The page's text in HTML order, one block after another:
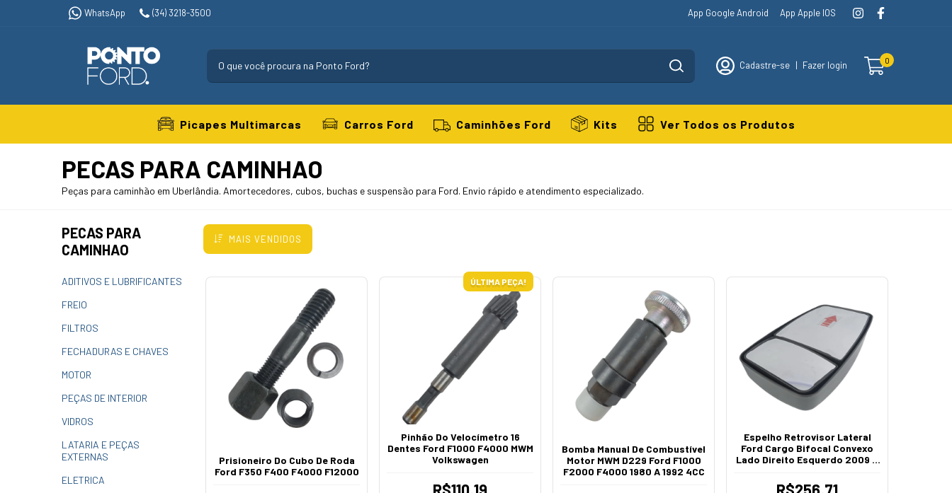
WhatsApp (34) 3218-3500 App Google Android App Apple IOS
Cadastre-se | Fazer login 0
Picapes Multimarcas Carros Ford Caminhões Ford Kits Ver Todos os Produtos
PECAS PARA CAMINHAO
Peças para caminhão em Uberlândia. Amortecedores, cubos, buchas e suspensão para Ford. Envio rápido e atendimento especializado.
PECAS PARA
CAMINHAO
ADITIVOS E LUBRIFICANTES
FREIO
FILTROS
FECHADURAS E CHAVES
MOTOR
PEÇAS DE INTERIOR
VIDROS
LATARIA E PEÇAS
EXTERNAS
ELETRICA
MAIS VENDIDOS
Prisioneiro Do Cubo De Roda
Ford F350 F400 F4000 F12000
ÚLTIMA PEÇA!
Pinhão Do Velocímetro 16
Dentes Ford F1000 F4000 MWM
Volkswagen
R$110,19
Bomba Manual De Combustível
Motor MWM D229 Ford F1000
F2000 F4000 1980 A 1992 4CC
Espelho Retrovisor Lateral
Ford Cargo Bifocal Convexo
Lado Direito Esquerdo 2009 A
R$256,71